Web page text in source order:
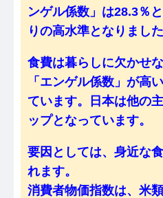
ンゲル係数」は28.3％
りの高水準となりました
食費は暮らしに欠かせ
「エンゲル係数」が高
ています。日本は他の
ップとなっています。
要因としては、身近な
れます。
消費者物価指数は、米